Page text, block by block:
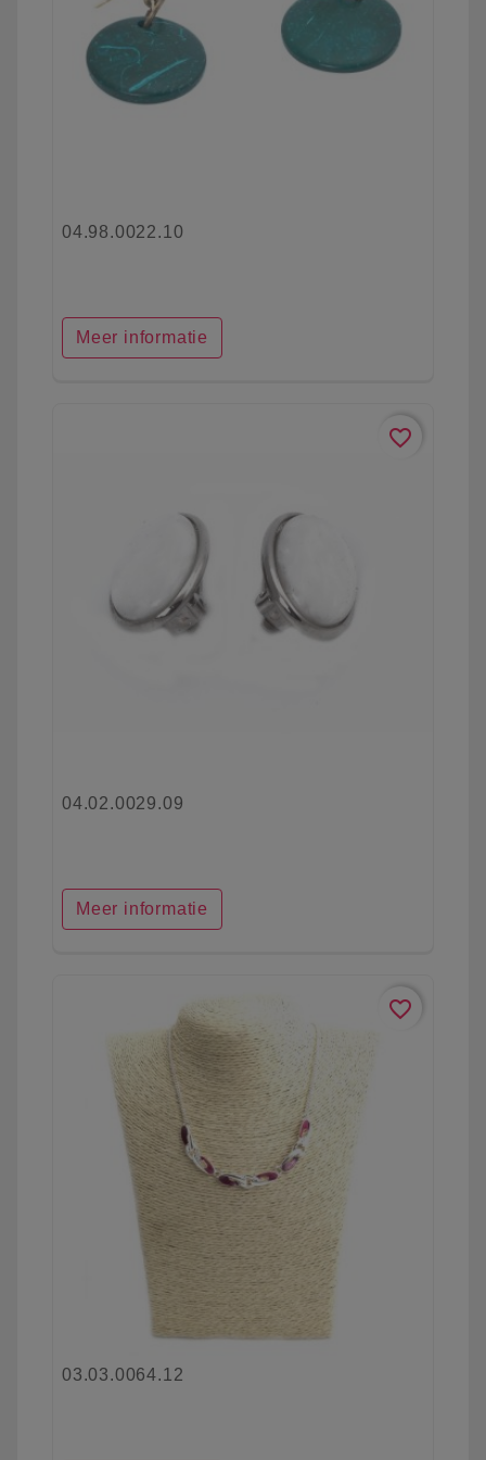
04.98.0022.10
Meer informatie
favorite_border
04.02.0029.09
Meer informatie
favorite_border
03.03.0064.12